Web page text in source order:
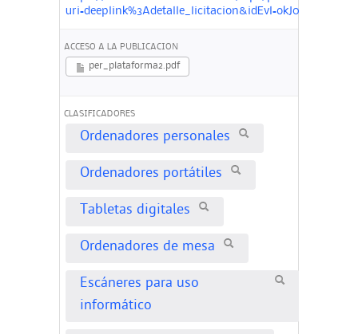
ACCESO A LA PUBLICACION
per_plataforma2.pdf
CLASIFICADORES
Ordenadores personales
Ordenadores portátiles
Tabletas digitales
Ordenadores de mesa
Escáneres para uso
informático